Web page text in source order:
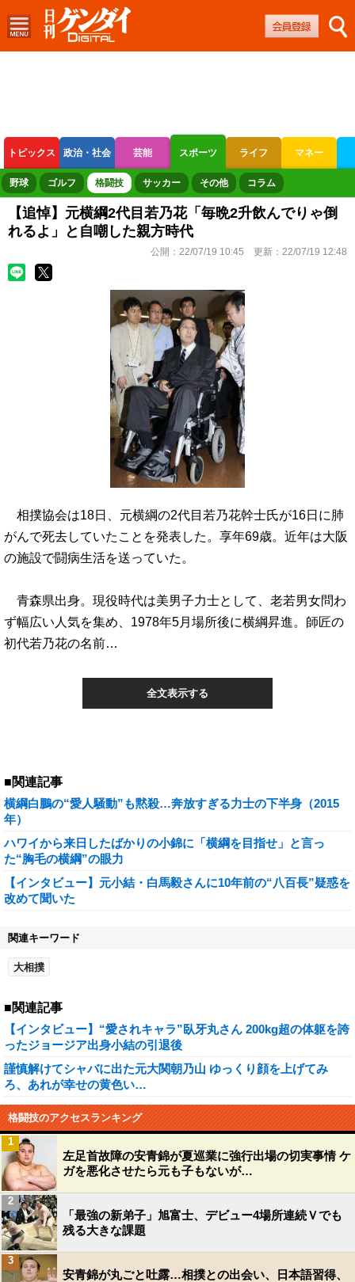
トピックス 政治・社会 芸能 スポーツ ライフ マネー
ボートレース 競輪 オートレース
野球 ゴルフ 格闘技 サッカー その他 コラム
【追悼】元横綱2代目若乃花「毎晩2升飲んでりゃ倒
れるよ」と自嘲した親方時代
公開： 22/07/19 10:45 更新： 22/07/19 12:48
相撲協会は18日、元横綱の2代目若乃花幹士氏が16日に肺
がんで死去していたことを発表した。享年69歳。近年は大阪
の施設で闘病生活を送っていた。
青森県出身。現役時代は美男子力士として、老若男女問わ
ず幅広い人気を集め、1978年5月場所後に横綱昇進。師匠の
初代若乃花の名前…
全文表示する
■関連記事
横綱白鵬の“愛人騒動”も黙殺…奔放すぎる力士の下半身（2015
年）
ハワイから来日したばかりの小錦に「横綱を目指せ」と言っ
た“胸毛の横綱”の眼力
【インタビュー】元小結・白馬毅さんに10年前の“八百長”疑惑を
改めて聞いた
関連キーワード
大相撲
■関連記事
【インタビュー】“愛されキャラ”臥牙丸さん 200kg超の体躯を誇
ったジョージア出身小結の引退後
謹慎解けてシャバに出た元大関朝乃山 ゆっくり顔を上げてみ
ろ、あれが幸せの黄色い…
格闘技のアクセスランキング
左足首故障の安青錦が夏巡業に強行出場の切実事情 ケ
ガを悪化させたら元も子もないが…
1
「最強の新弟子」旭富士、デビュー4場所連続Ｖでも
残る大きな課題
2
安青錦が丸ごと吐露…相撲との出会い、日本語習得、
3